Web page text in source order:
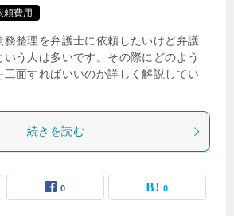
頼費用
務整理を弁護士に依頼したいけど弁護
う人は多いです。その際にどのよう
工面すればいいのか詳しく解説してい
続きを読む
0 0